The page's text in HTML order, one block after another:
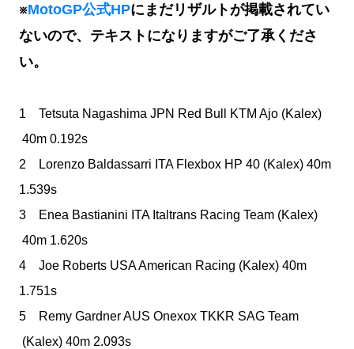
※MotoGP公式HPにまだリザルトが掲載されてい
ないので、テキストになりますがご了承くださ
い。
1 Tetsuta Nagashima JPN Red Bull KTM Ajo (Kalex)
40m 0.192s
2 Lorenzo Baldassarri ITA Flexbox HP 40 (Kalex) 40m
1.539s
3 Enea Bastianini ITA Italtrans Racing Team (Kalex)
40m 1.620s
4 Joe Roberts USAAmerican Racing (Kalex) 40m
1.751s
5 Remy GardnerAUS Onexox TKKR SAG Team
(Kalex) 40m 2.093s